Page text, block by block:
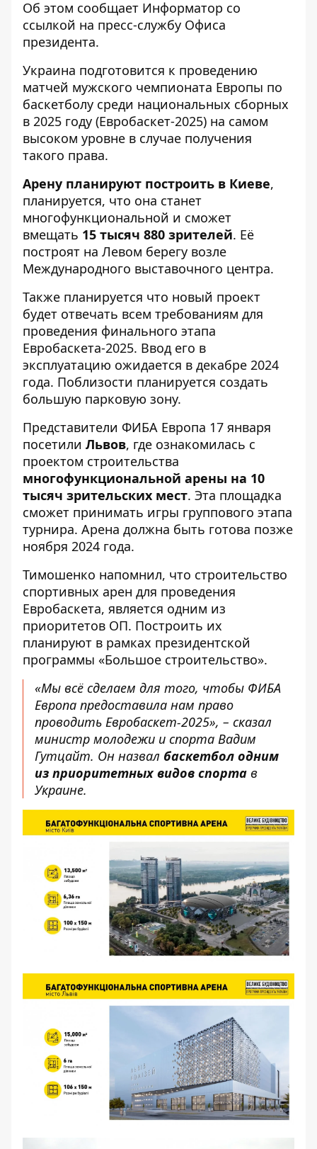
Об этом сообщает Информатор со
ссылкой на пресс-службу Офиса
президента.
Украина подготовится к проведению
матчей мужского чемпионата Европы по
баскетболу среди национальных сборных
в 2025 году (Евробаскет-2025) на самом
высоком уровне в случае получения
такого права.
Арену планируют построить в Киеве,
планируется, что она станет
многофункциональной и сможет
вмещать 15 тысяч 880 зрителей. Её
построят на Левом берегу возле
Международного выставочного центра.
Также планируется что новый проект
будет отвечать всем требованиям для
проведения финального этапа
Евробаскета-2025. Ввод его в
эксплуатацию ожидается в декабре 2024
года. Поблизости планируется создать
большую парковую зону.
Представители ФИБА Европа 17 января
посетили Львов, где ознакомилась с
проектом строительства
многофункциональной арены на 10
тысяч зрительских мест. Эта площадка
сможет принимать игры группового этапа
турнира. Арена должна быть готова позже
ноября 2024 года.
Тимошенко напомнил, что строительство
спортивных арен для проведения
Евробаскета, является одним из
приоритетов ОП. Построить их
планируют в рамках президентской
программы «Большое строительство».
«Мы всё сделаем для того, чтобы ФИБА
Европа предоставила нам право
проводить Евробаскет-2025», – сказал
министр молодежи и спорта Вадим
Гутцайт. Он назвал баскетбол одним
из приоритетных видов спорта в
Украине.